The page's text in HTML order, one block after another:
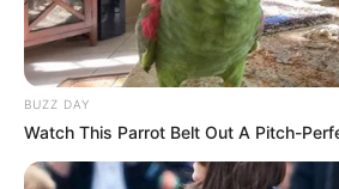
BRAINBERRIES
BUZZ DAY
Watch This Parrot Belt Out A Pitch-